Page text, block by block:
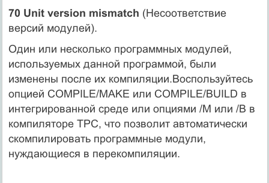
70 Unit version mismatch (Несоответствие
версий модулей).
Один или несколько программных модулей,
используемых данной программой, были
изменены после их компиляции.Воспользуйтесь
опцией COMPILE/MAKE или COMPILE/BUILD в
интегрированной среде или опциями /М или /В в
компиляторе ТРС, что позволит автоматически
скомпилировать программные модули,
нуждающиеся в перекомпиляции.